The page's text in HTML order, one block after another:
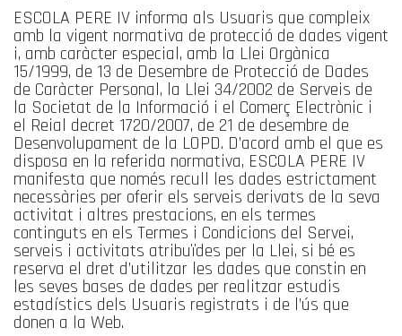
ESCOLA PERE IV informa als Usuaris que compleix
amb la vigent normativa de protecció de dades vigent
i, amb caràcter especial, amb la Llei Orgànica
15/1999, de 13 de Desembre de Protecció de Dades
de Caràcter Personal, la Llei 34/2002 de Serveis de
la Societat de la Informació i el Comerç Electrònic i
el Reial decret 1720/2007, de 21 de desembre de
Desenvolupament de la LOPD. D’acord amb el que es
disposa en la referida normativa, ESCOLA PERE IV
manifesta que només recull les dades estrictament
necessàries per oferir els serveis derivats de la seva
activitat i altres prestacions, en els termes
continguts en els Termes i Condicions del Servei,
serveis i activitats atribuïdes per la Llei, si bé es
reserva el dret d’utilitzar les dades que constin en
les seves bases de dades per realitzar estudis
estadístics dels Usuaris registrats i de l’ús que
donen a la Web.